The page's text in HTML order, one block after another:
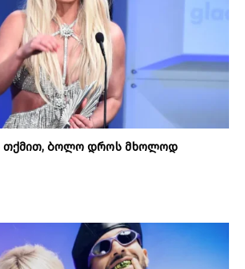
თქმით, ბოლო დროს მხოლოდ